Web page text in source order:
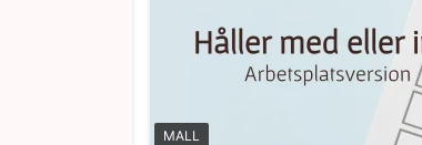
MALL